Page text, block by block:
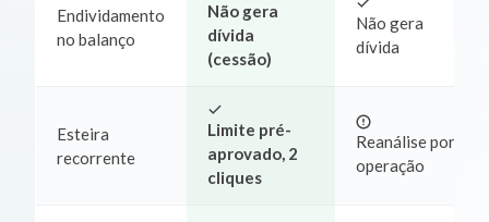
Endividamento
no balanço
Não gera
dívida
(cessão)
Não gera
dívida
Esteira
recorrente
Limite pré-
aprovado, 2
cliques
Reanálise por
operação